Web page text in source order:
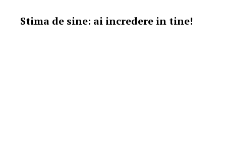
Stima de sine: ai incredere in tine!